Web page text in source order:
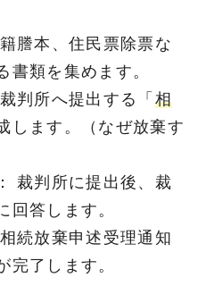
謄本、住民票除票な
書類を集めます。
判所へ提出する「 相
します。（なぜ放棄す
裁判所に提出後、裁
回答します。
続放棄申述受理通知
完了します。